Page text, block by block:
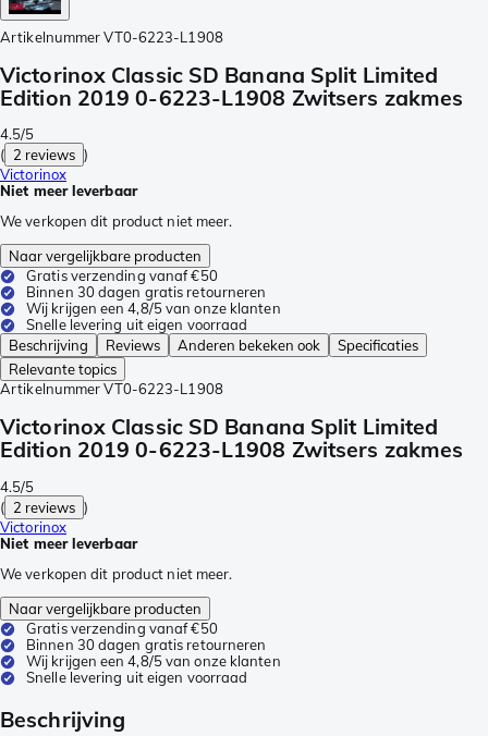
Artikelnummer VT0-6223-L1908
Victorinox Classic SD Banana Split Limited
Edition 2019 0-6223-L1908 Zwitsers zakmes
4.5/5
( 2 reviews )
Victorinox
Niet meer leverbaar
We verkopen dit product niet meer.
Naar vergelijkbare producten
Gratis verzending vanaf €50
Binnen 30 dagen gratis retourneren
Wij krijgen een 4,8/5 van onze klanten
Snelle levering uit eigen voorraad
Beschrijving
Reviews Anderen bekeken ook
Specificaties
Relevante topics
Artikelnummer VT0-6223-L1908
Victorinox Classic SD Banana Split Limited
Edition 2019 0-6223-L1908 Zwitsers zakmes
4.5/5
( 2 reviews )
Victorinox
Niet meer leverbaar
We verkopen dit product niet meer.
Naar vergelijkbare producten
Gratis verzending vanaf €50
Binnen 30 dagen gratis retourneren
Wij krijgen een 4,8/5 van onze klanten
Snelle levering uit eigen voorraad
Beschrijving